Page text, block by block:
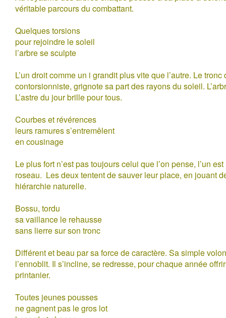
véritable parcours du combattant.
Quelques torsions
pour rejoindre le soleil
l’arbre se sculpte
L’un droit comme un i grandit plus vite que l’autre. Le
contorsionniste, grignote sa part des rayons du soleil.
L’astre du jour brille pour tous.
Courbes et révérences
leurs ramures s’entremêlent
en cousinage
Le plus fort n’est pas toujours celui que l’on pense, l’un
roseau. Les deux tentent de sauver leur place, en jouant
hiérarchie naturelle.
Bossu, tordu
sa vaillance le rehausse
sans lierre sur son tronc
Différent et beau par sa force de caractère. Sa simple
l’ennoblit. Il s’incline, se redresse, pour chaque année
printanier.
Toutes jeunes pousses
ne gagnent pas le gros lot